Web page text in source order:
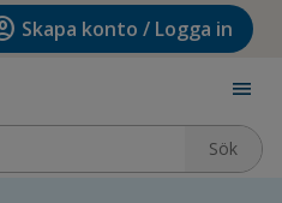
Skapa konto / Logga in
menu
Sök